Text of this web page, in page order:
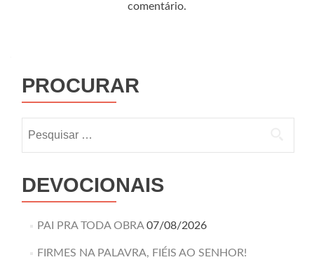
comentário.
PROCURAR
DEVOCIONAIS
PAI PRA TODA OBRA 07/08/2026
FIRMES NA PALAVRA, FIÉIS AO SENHOR!